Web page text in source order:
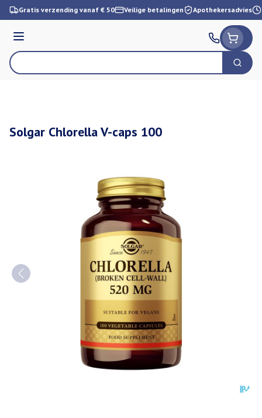
Ga naar de inhoud
Gratis verzending vanaf € 50 Veilige betalingen Apothekersadvies
Menu
Product, merk, categorie... Zoek
Solgar Chlorella V-caps 100